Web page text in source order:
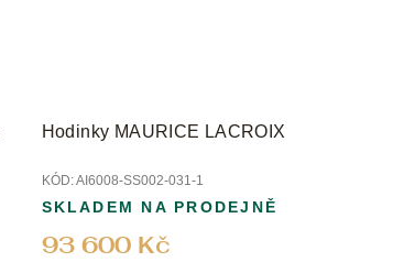
Hodinky MAURICE LACROIX
KÓD:AI6008-SS002-031-1
93 600 Kč
SKLADEM NA PRODEJNĚ